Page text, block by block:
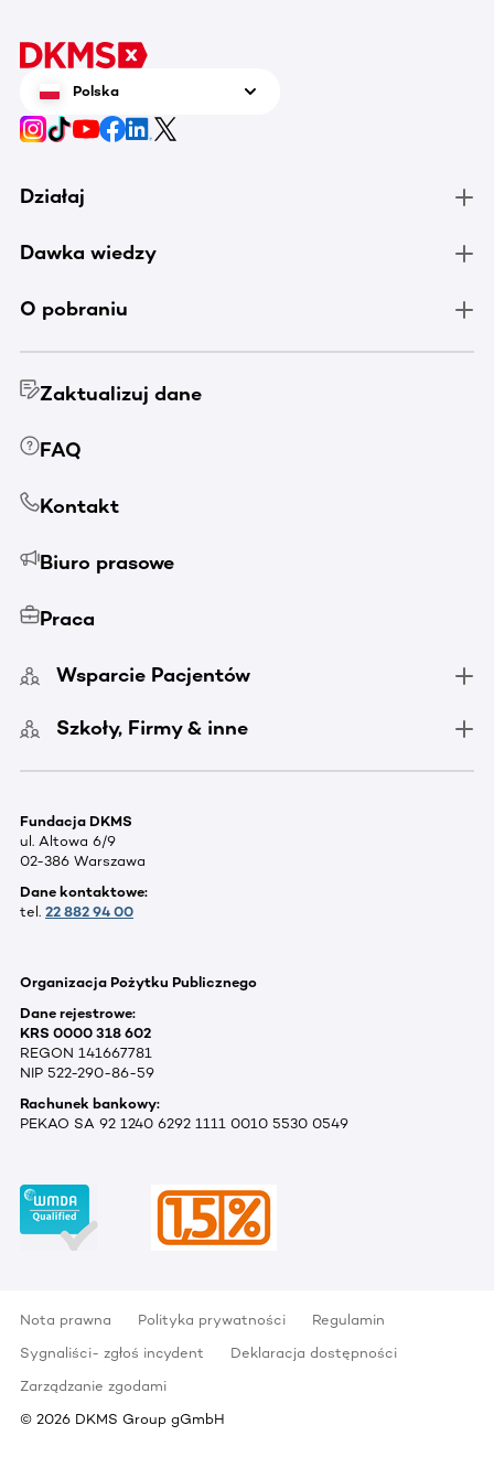
Polska
Działaj
Dawka wiedzy
O pobraniu
Zaktualizuj dane
FAQ
Kontakt
Biuro prasowe
Praca
Wsparcie Pacjentów
Szkoły, Firmy & inne
Fundacja DKMS
ul. Altowa 6/9
02-386 Warszawa
Dane kontaktowe:
tel. 22 882 94 00
Organizacja Pożytku Publicznego
Dane rejestrowe:
KRS 0000 318 602
REGON 141667781
NIP 522-290-86-59
Rachunek bankowy:
PEKAO SA 92 1240 6292 1111 0010 5530 0549
Nota prawna Polityka prywatności
Regulamin
Sygnaliści- zgłoś incydent
Deklaracja dostępności
Zarządzanie zgodami
© 2026 DKMS Group gGmbH